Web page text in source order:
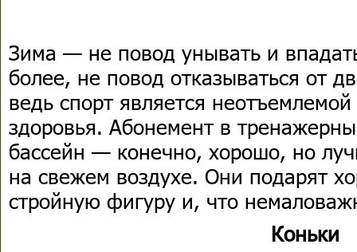
Зима — не повод унывать и
более, не повод отказываться от
ведь спорт является
здоровья. Абонемент в
бассейн — конечно, хорошо, но
на свежем воздухе. Они подарят
стройную фигуру и, что
Коньки